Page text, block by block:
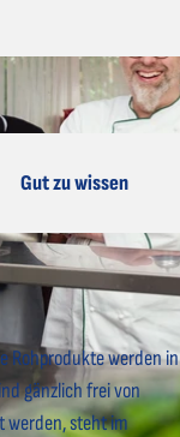
Gut zu wissen
Rohprodukte werden in
gänzlich frei von
werden, steht im